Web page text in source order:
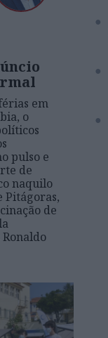
em
o
pulso e
de
naquilo
Pitágoras,
de